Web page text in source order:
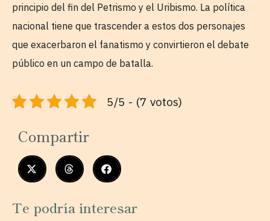
principio del fin del Petrismo y el Uribismo. La política
nacional tiene que trascender a estos dos personajes
que exacerbaron el fanatismo y convirtieron el debate
público en un campo de batalla.
5/5 - (7 votos)
Compartir
Te podría interesar